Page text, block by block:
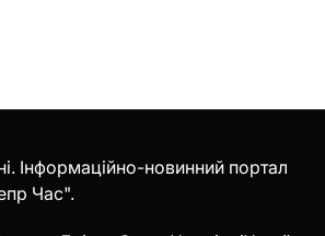
Інформаційно-новинний портал
Час".